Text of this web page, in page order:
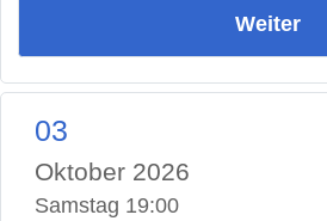
Weiter
03
Oktober 2026
Samstag 19:00